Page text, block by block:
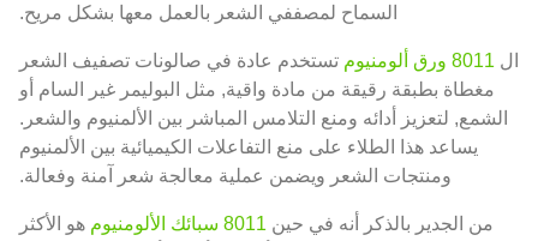
السماح لمصففي الشعر بالعمل معها بشكل مريح.
ال 8011 ورق ألومنيوم
تستخدم عادة في صالونات تصفيف الشعر
مغطاة بطبقة رقيقة من مادة واقية, مثل البوليمر غير السام أو
الشمع, لتعزيز أدائه ومنع التلامس المباشر بين الألمنيوم والشعر.
يساعد هذا الطلاء على منع التفاعلات الكيميائية بين الألمنيوم
ومنتجات الشعر ويضمن عملية معالجة شعر آمنة وفعالة.
من الجدير بالذكر أنه في حين 8011 سبائك الألومنيوم
هو الأكثر